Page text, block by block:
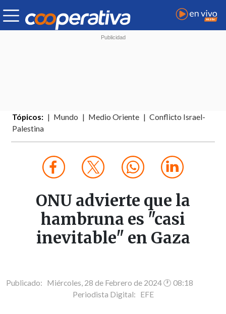
Tópicos: Mundo Medio Oriente
Conflicto Israel-
Palestina
ONU advierte que la
hambruna es "casi
inevitable" en Gaza
Publicado: Miércoles, 28 de Febrero de 2024 🕐 08:18
Periodista Digital: EFE